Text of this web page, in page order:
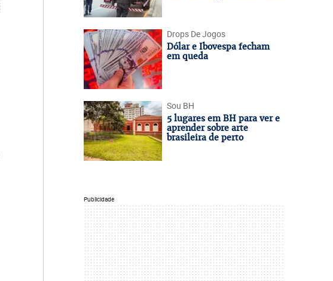
Drops De Jogos
Dólar e Ibovespa fecham
em queda
Sou BH
5 lugares em BH para ver e
aprender sobre arte
brasileira de perto
Publicidade